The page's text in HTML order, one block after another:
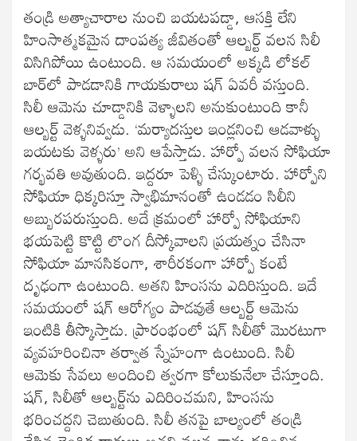
తండ్రి అత్యాచారాల నుంచి బయటపడ్డా, ఆసక్తి లేని
హింసాత్మకమైన దాంపత్య జీవితంతో ఆల్బర్ట్‌ వలన సిలీ
విసిగిపోయి ఉంటుంది. ఆ సమయంలో అక్కడి లోకల్‌
బార్‌లో పాడడానికి గాయకురాలు షగ్‌ ఏవరీ వస్తుంది.
సిలీ ఆమెను చూడ్డానికి వెళ్ళాలని అనుకుంటుంది కానీ
ఆల్బర్ట్‌ వెళ్ళనివ్వడు. ‘మర్యాదస్తుల ఇండ్లనించి ఆడవాళ్ళు
బయటకు వెళ్ళరు’ అని ఆపేస్తాడు. హార్పో వలన సోఫియా
గర్భవతి అవుతుంది. ఇద్దరూ పెళ్ళి చేస్కుంటారు. హార్పోని
సోఫియా ధిక్కరిస్తూ స్వాభిమానంతో ఉండడం సిలీని
అబ్బురపరుస్తుంది. అదే క్రమంలో హార్పో సోఫియాని
భయపెట్టి కొట్టి లొంగ దీస్కోవాలని ప్రయత్నం చేసినా
సోఫియా మానసికంగా, శారీరకంగా హార్పో కంటే
దృఢంగా ఉంటుంది. అతని హింసను ఎదిరిస్తుంది. ఇదే
సమయంలో షగ్‌ ఆరోగ్యం పాడవుతే ఆల్బర్ట్‌ ఆమెను
ఇంటికి తీస్కొస్తాడు. ప్రారంభంలో షగ్‌ సిలీతో మొరటుగా
వ్యవహరించినా తర్వాత స్నేహంగా ఉంటుంది. సిలీ
ఆమెకు సేవలు అందించి త్వరగా కోలుకునేలా చేస్తూంది.
షగ్‌, సిలీతో ఆల్బర్ట్‌ను ఎదిరించమని, హింసను
భరించద్దని చెబుతుంది. సిలీ తనపై బాల్యంలో తండ్రి